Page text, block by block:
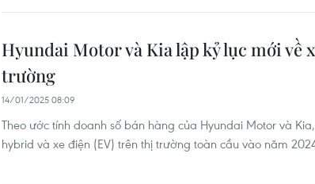
Hyundai Motor và Kia lập kỷ lục mới về
trường
14/01/2025 08:09
Theo ước tính doanh số bán hàng của Hyundai Motor và
hybrid và xe điện (EV) trên thị trường toàn cầu vào năm